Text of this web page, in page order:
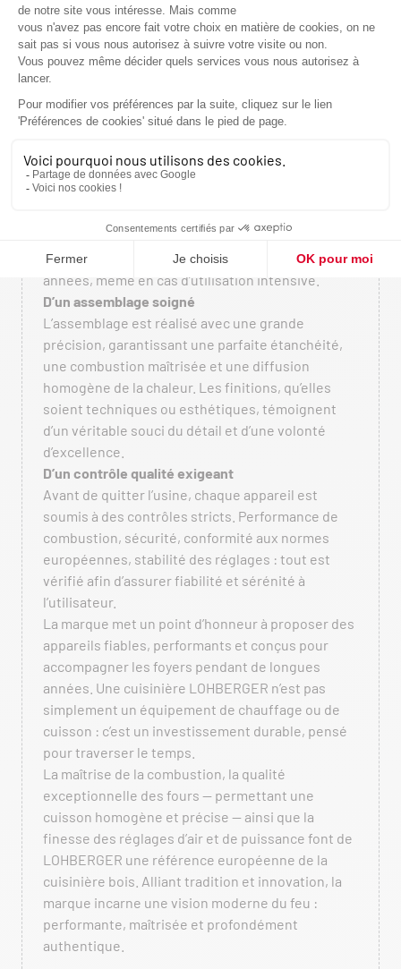
optimisation des performances énergétiques.
Rien n’est laissé au hasard. Les volumes du four, la
position des plaques de cuisson et la maîtrise des
tirages sont étudiés pour garantir une utilisation
intuitive et des résultats constants.
De matériaux robustes et durables
réfractaires performantes, composants
sélectionnés pour leur résistance aux fortes
longévité. Cette exigence permet aux appareils
de conserver leurs performances au fil des
années, même en cas d’utilisation intensive.
D’un assemblage soigné
L’assemblage est réalisé avec une grande
précision, garantissant une parfaite étanchéité,
une combustion maîtrisée et une diffusion
homogène de la chaleur. Les finitions, qu’elles
soient techniques ou esthétiques, témoignent
d’un véritable souci du détail et d’une volonté
d’excellence.
D’un contrôle qualité exigeant
Avant de quitter l’usine, chaque appareil est
soumis à des contrôles stricts. Performance de
combustion, sécurité, conformité aux normes
européennes, stabilité des réglages : tout est
vérifié afin d’assurer fiabilité et sérénité à
l’utilisateur.
La marque met un point d’honneur à proposer des
appareils fiables, performants et conçus pour
accompagner les foyers pendant de longues
années. Une cuisinière LOHBERGER n’est pas
simplement un équipement de chauffage ou de
cuisson : c’est un investissement durable, pensé
pour traverser le temps.
La maîtrise de la combustion, la qualité
exceptionnelle des fours — permettant une
cuisson homogène et précise — ainsi que la
finesse des réglages d’air et de puissance font de
LOHBERGER une référence européenne de la
cuisinière bois. Alliant tradition et innovation, la
marque incarne une vision moderne du feu :
performante, maîtrisée et profondément
authentique.